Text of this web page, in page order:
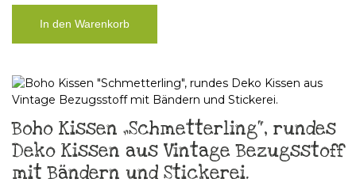
In den Warenkorb
Boho Kissen „Schmetterling“, rundes
Deko Kissen aus Vintage Bezugsstoff
mit Bändern und Stickerei.